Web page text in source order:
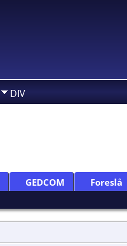
DIV
GEDCOM
Foreslå